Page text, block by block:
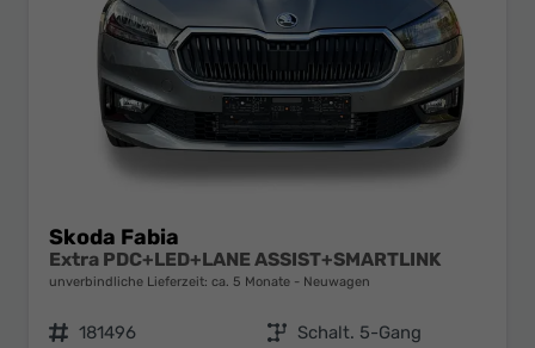
Skoda Fabia
Extra PDC+LED+LANE ASSIST+SMARTLINK
unverbindliche Lieferzeit: ca. 5 Monate Neuwagen
Fahrzeugnr. 181496 Getriebe Schalt. 5-Gang